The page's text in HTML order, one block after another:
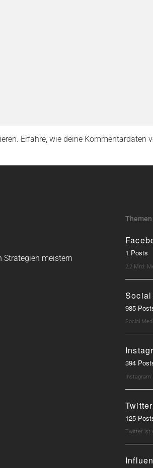
Erfahre, wie deine Kommentardaten
Strategien meistern
Themen
1 Posts
2,2 Mrd.
985
Social
394
Instagram
Twitter
125
Twitter ist